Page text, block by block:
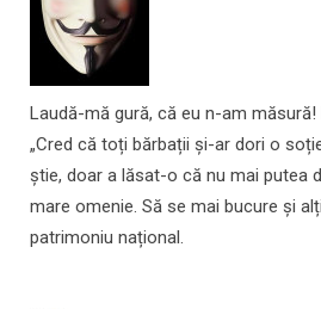
Laudă-mă gură, că eu n-am
„Cred că toți bărbații și-ar dori o
știe, doar a lăsat-o că nu mai putea
mare omenie. Să se mai bucure și
patrimoniu național.